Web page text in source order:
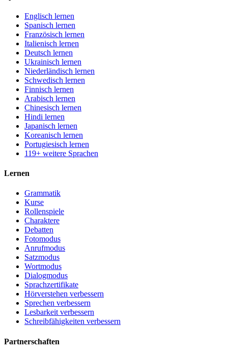
Englisch lernen
Spanisch lernen
Französisch lernen
Italienisch lernen
Deutsch lernen
Ukrainisch lernen
Niederländisch lernen
Schwedisch lernen
Finnisch lernen
Arabisch lernen
Chinesisch lernen
Hindi lernen
Japanisch lernen
Koreanisch lernen
Portugiesisch lernen
119+ weitere Sprachen
Lernen
Grammatik
Kurse
Rollenspiele
Charaktere
Debatten
Fotomodus
Anrufmodus
Satzmodus
Wortmodus
Dialogmodus
Sprachzertifikate
Hörverstehen verbessern
Sprechen verbessern
Lesbarkeit verbessern
Schreibfähigkeiten verbessern
Partnerschaften